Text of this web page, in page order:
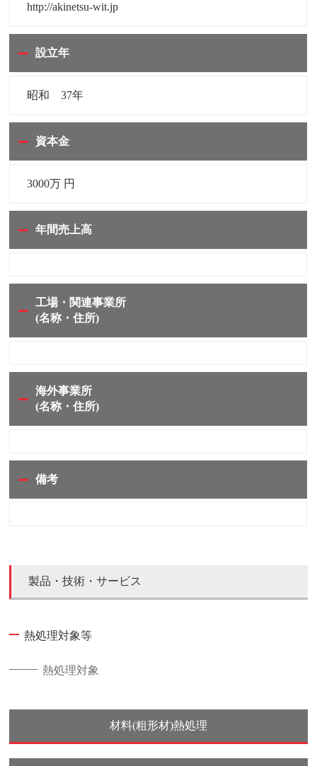
http://akinetsu-wit.jp
設立年
昭和 37年
資本金
3000万 円
年間売上高
工場・関連事業所
(名称・住所)
海外事業所
(名称・住所)
備考
製品・技術・サービス
熱処理対象等
熱処理対象
材料(粗形材)熱処理